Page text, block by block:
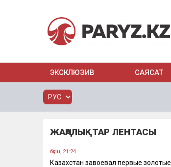
ЭКСКЛЮЗИВ САЯСАТ
ЖАҢАЛЫҚТАР ЛЕНТАСЫ
бүгін, 21:24
Казахстан завоевал первые золотые